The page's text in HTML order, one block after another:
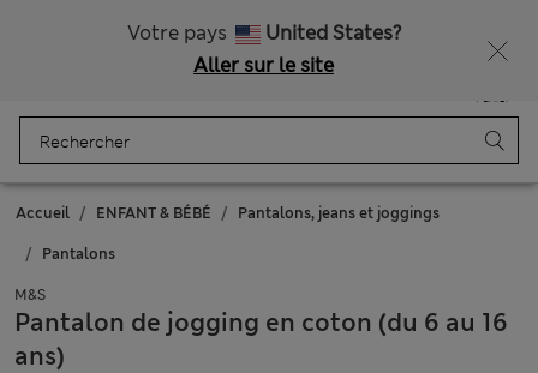
Votre pays
United States?
Aller sur le site
Panier
Accueil ENFANT & BÉBÉ Pantalons, jeans et joggings
Pantalons
M&S
Pantalon de jogging en coton (du 6 au 16
ans)